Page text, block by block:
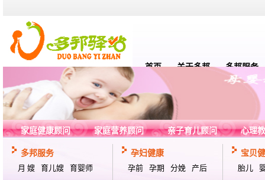
首页 关于多邦 多邦服务
家庭健康顾问 家庭营养顾问 亲子育儿顾问 心理
多邦服务
月 嫂
育儿嫂
育婴师
孕妇健康
孕前
孕期 分娩 产后
宝贝
胎儿